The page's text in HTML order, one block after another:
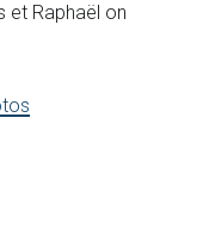
et Raphaël on